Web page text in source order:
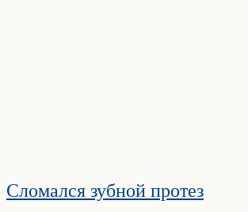
Сломался зубной протез